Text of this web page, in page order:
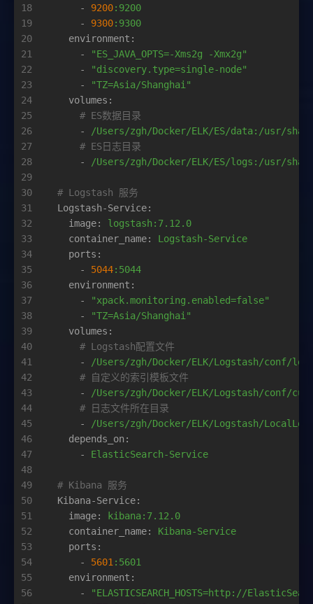
18
19
20
21
22
23
24
25
26
27
28
29
30
31
32
33
34
35
36
37
38
39
40
41
42
43
44
45
46
47
48
49
50
51
52
53
54
55
56
-
9200:9200
-
9300:9300
environment:
-
"ES_JAVA_OPTS=-Xms2g -Xmx2g"
-
"discovery.type=single-node"
-
"TZ=Asia/Shanghai"
volumes:
# ES数据目录
-
/Users/zgh/Docker/ELK/ES/data:/usr/
# ES日志目录
-
/Users/zgh/Docker/ELK/ES/logs:/usr/
# Logstash 服务
Logstash-Service:
image:
logstash:7.12.0
container_name:
Logstash-Service
ports:
-
5044:5044
environment:
-
"xpack.monitoring.enabled=false"
-
"TZ=Asia/Shanghai"
volumes:
# Logstash配置文件
-
/Users/zgh/Docker/ELK/Logstash/conf/
# 自定义的索引模板文件
-
/Users/zgh/Docker/ELK/Logstash/conf/
# 日志文件所在目录
-
/Users/zgh/Docker/ELK/Logstash/
depends_on:
-
ElasticSearch-Service
# Kibana 服务
Kibana-Service:
image:
kibana:7.12.0
container_name:
Kibana-Service
ports:
-
5601 :5601
environment:
-
"ELASTICSEARCH_HOSTS=http://